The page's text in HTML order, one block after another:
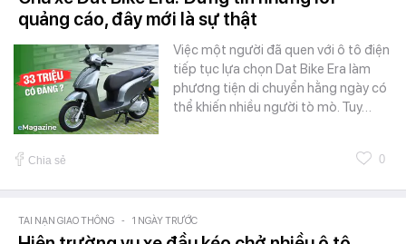
quảng cáo, đây mới là sự thật
Việc một người đã quen với ô tô điện
tiếp tục lựa chọn Dat Bike Era làm
phương tiện di chuyển hằng ngày có
thể khiến nhiều người tò mò. Tuy…
Chia sẻ 0
TAI NẠN GIAO THÔNG - 1 NGÀY TRƯỚC